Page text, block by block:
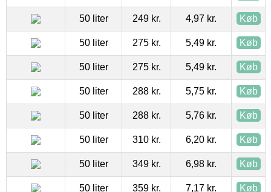
50 liter 249 kr. 4,97 kr. Køb
50 liter 275 kr. 5,49 kr. Køb
50 liter 275 kr. 5,49 kr. Køb
50 liter 288 kr. 5,75 kr. Køb
50 liter 288 kr. 5,76 kr. Køb
50 liter 310 kr. 6,20 kr. Køb
50 liter 349 kr. 6,98 kr. Køb
50 liter 359 kr. 7,17 kr. Køb